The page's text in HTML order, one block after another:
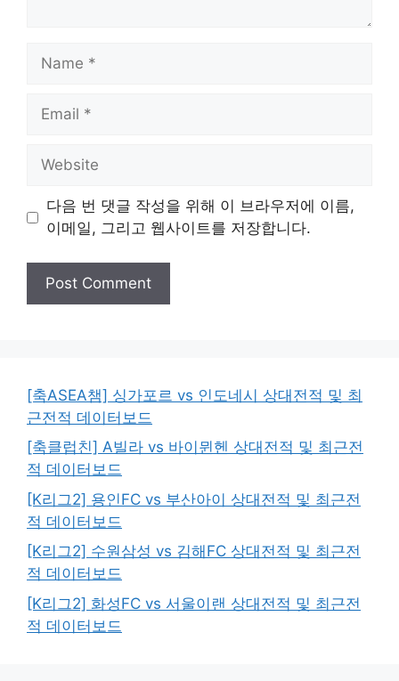
Name
Email
Website
다음 번 댓글 작성을 위해 이 브라우저에 이름,
이메일, 그리고 웹사이트를 저장합니다.
[축ASEA챔] 싱가포르 vs 인도네시 상대전적 및 최
근전적 데이터보드
[축클럽친] A빌라 vs 바이뮌헨 상대전적 및 최근전
적 데이터보드
[K리그2] 용인FC vs 부산아이 상대전적 및 최근전
적 데이터보드
[K리그2] 수원삼성 vs 김해FC 상대전적 및 최근전
적 데이터보드
[K리그2] 화성FC vs 서울이랜 상대전적 및 최근전
적 데이터보드